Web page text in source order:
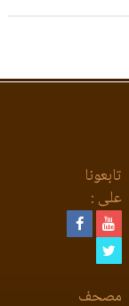
تابعونا
على :
مصحف